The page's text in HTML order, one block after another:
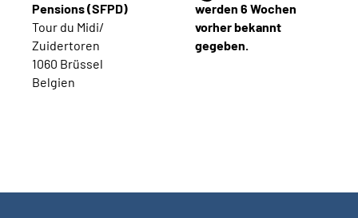
Pensions (SFPD)
Tour du Midi/
Zuidertoren
1060 Brüssel
Belgien
werden 6 Wochen
vorher bekannt
gegeben.